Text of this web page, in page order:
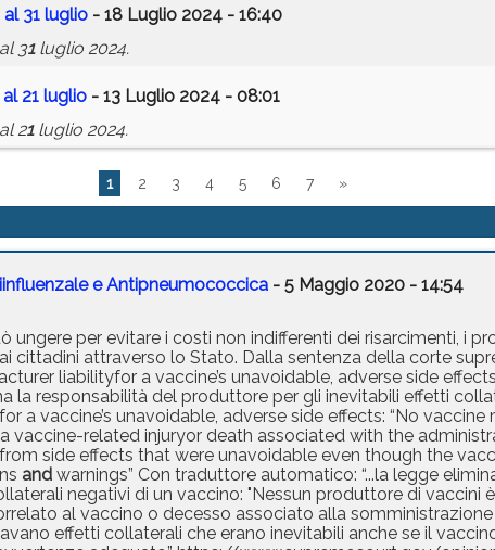
al 31 luglio - 18 Luglio 2024 - 16:40
31luglio 2024.
al 21 luglio - 13 Luglio 2024 - 08:01
21luglio 2024.
1 2 3 4 5 6 7 »
e Antipneumococcica - 5 Maggio 2020 - 14:54
ungere per evitare i costi non indifferenti dei risarcimenti, i
cittadini attraverso lo Stato. Dalla sentenza della corte
liabilityfor a vaccine’s unavoidable, adverse side
la responsabilità del produttore per gli inevitabili effetti
a vaccine’s unavoidable, adverse side effects: “No
vaccine-related injuryor death associated with the
side effects that were unavoidable even though the
and warnings” Con traduttore automatico: “...la legge
negativi di un vaccino: "Nessun produttore di vaccini
al vaccino o decesso associato alla
effetti collaterali che erano inevitabili anche se il